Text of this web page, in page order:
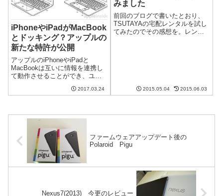
iPhoneやiPadがMacBook
とドッキング？アップルの
新たな特許が公開
アップルのiPhoneやiPadと
MacBookは互いに情報を連携し
て動作させることができ、ユー
ます。アップルはさらにその先
ようなパソコンにド...
2017.03.24
みました
前回のブログで書いたとおり、
TSUTAYAの宅配レンタルを試し
てみたのでその感想を。レンタ
2015.05.04 2015.06.03
ファームウェアアップデート後の
Polaroid Pigu
Nexus7(2013) 今更のレビュー